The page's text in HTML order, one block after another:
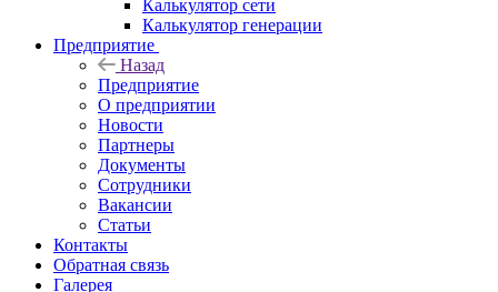
Калькулятор сети
Калькулятор генерации
Предприятие
Назад
Предприятие
О предприятии
Новости
Партнеры
Документы
Сотрудники
Вакансии
Статьи
Контакты
Обратная связь
Галерея